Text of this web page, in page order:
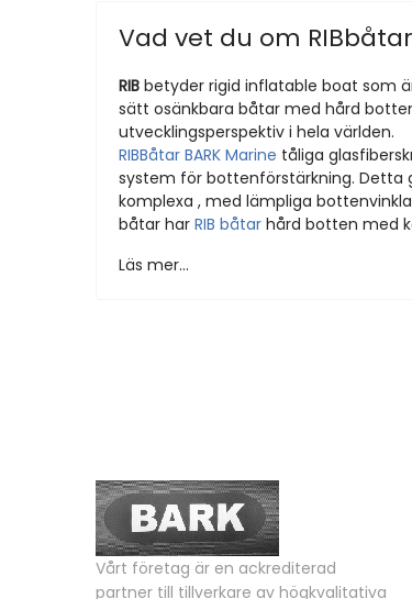
Vad vet du om RIBbåtar
RIB betyder rigid inflatable boat som
sätt osänkbara båtar med hård
utvecklingsperspektiv i hela världen.
RIBBåtar BARK Marine tåliga
system för bottenförstärkning. Detta
komplexa , med lämpliga
båtar har RIB båtar hård botten med
Läs mer...
Vårt företag är en ackrediterad
partner till tillverkare av högkvalitativa